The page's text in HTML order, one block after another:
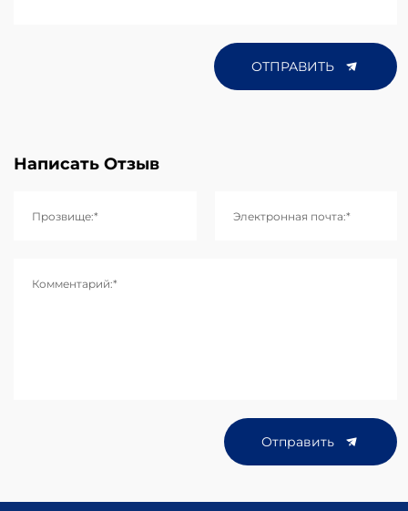
ОТПРАВИТЬ
Написать Отзыв
Прозвище:* Электронная почта:*
Комментарий:*
Отправить